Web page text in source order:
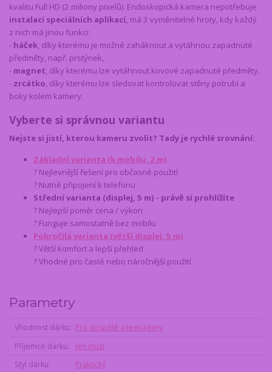
kvalitu Full HD (2 miliony pixelů). Endoskopická kamera nepotřebuje
instalaci speciálních aplikací, má 3 vyměnitelné hroty, kdy každý
z nich má jinou funkci:
- háček, díky kterému je možné zaháknout a vytáhnou zapadnuté
předměty, např. prstýnek,
- magnet, díky kterému lze vytáhnout kovové zapadnuté předměty,
- zrcátko, díky kterému lze sledovat kontrolovat stěny potrubí a
boky kolem kamery.
Vyberte si správnou variantu
Nejste si jistí, kterou kameru zvolit? Tady je rychlé srovnání:
Základní varianta (k mobilu, 2 m)
? Nejlevnější řešení pro občasné použití
? Nutné připojení k telefonu
Střední varianta (displej, 5 m) - právě si prohlížíte
? Nejlepší poměr cena / výkon
? Funguje samostatně bez mobilu
Pokročilá varianta (větší displej, 5 m)
? Větší komfort a lepší přehled
? Vhodné pro časté nebo náročnější použití
Parametry
Vhodnost dárku
Pro dospělé a teenagery
Příjemce dárku
Jen muži
Styl dárku
Praktický